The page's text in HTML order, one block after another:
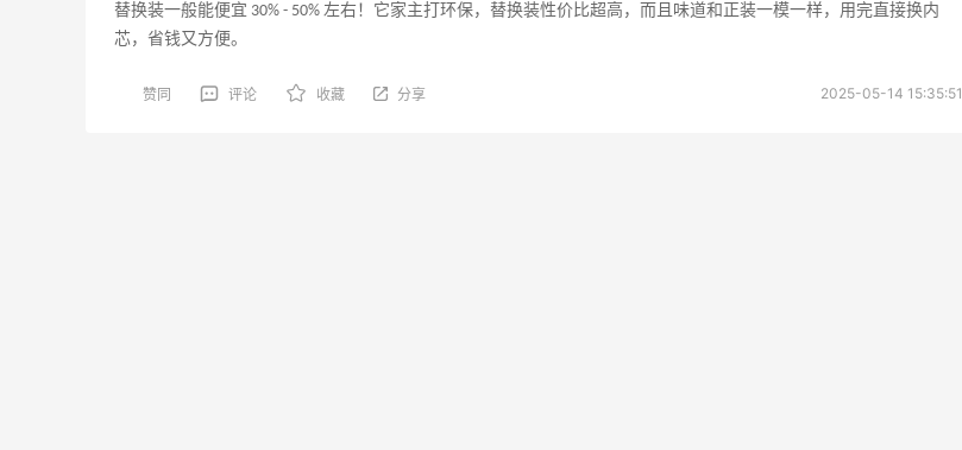
替换装一般能便宜 30% - 50% 左右！它家主打环保，替换装性价比超高，而且味道和正装一模一样，用完直接换内
芯，省钱又方便。
赞同 评论 收藏 分享 2025-05-14 15:35:51